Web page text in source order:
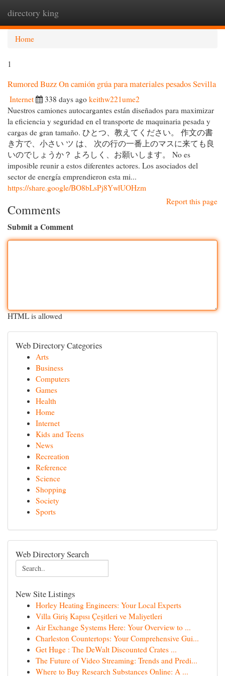
directory king
Home
1
Rumored Buzz On camión grúa para materiales pesados Sevilla
Internet 338 days ago keithw221ume2
Nuestros camiones autocargantes están diseñados para maximizar
la eficiencia y seguridad en el transporte de maquinaria pesada y
cargas de gran tamaño. ひとつ、教えてください。 作文の書
き方で、小さい ツ は、 次の行の一番上のマスに来ても良
いのでしょうか？ よろしく、お願いします。 No es
imposible reunir a estos diferentes actores. Los asociados del
sector de energía emprendieron esta mi...
https://share.google/BO8bLsPj8YwlUOHzm
Report this page
Comments
Submit a Comment
HTML is allowed
Web Directory Categories
Arts
Business
Computers
Games
Health
Home
Internet
Kids and Teens
News
Recreation
Reference
Science
Shopping
Society
Sports
Web Directory Search
New Site Listings
Horley Heating Engineers: Your Local Experts
Villa Giriş Kapısı Çeşitleri ve Maliyetleri
Air Exchange Systems Here: Your Overview to ...
Charleston Countertops: Your Comprehensive Gui...
Get Huge : The DeWalt Discounted Crates ...
The Future of Video Streaming: Trends and Predi...
Where to Buy Research Substances Online: A ...